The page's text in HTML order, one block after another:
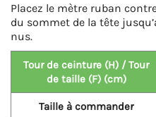
Placez le mètre ruban
du sommet de la tête
nus.
Tour de ceinture (H) / Tour
de taille (F) (cm)
Taille à commander